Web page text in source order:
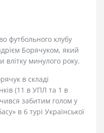
футбольного клубу
Борячуком, який
минулого року.
в складі
(11 в УПЛ та 1 в
забитим голом у
в 6 турі Української